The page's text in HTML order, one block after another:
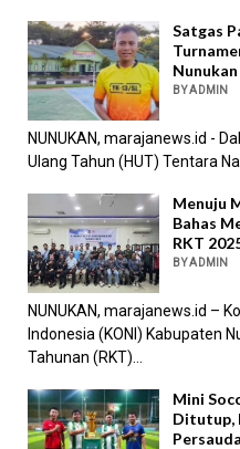
Satgas
Nunukan
BY ADMIN
NUNUKAN, marajanews.id -
Ulang Tahun (HUT) Tentara
Menuju
Bahas
RKT
BY ADMIN
NUNUKAN, marajanews.id –
Indonesia (KONI) Kabupaten
Tahunan (RKT)...
Mini
Ditutup,